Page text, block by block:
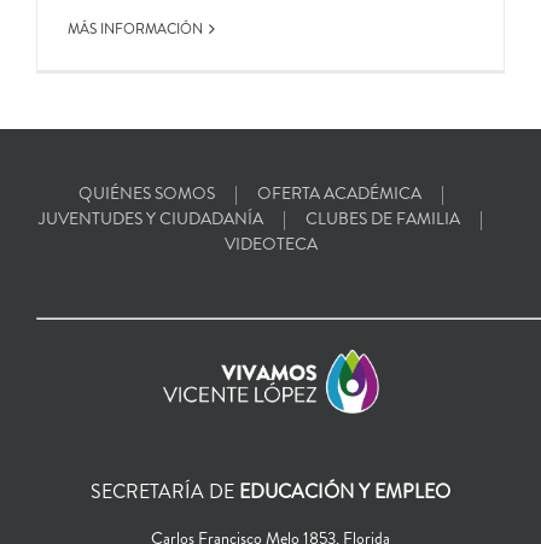
MÁS INFORMACIÓN
QUIÉNES SOMOS
OFERTA ACADÉMICA
JUVENTUDES Y CIUDADANÍA
CLUBES DE FAMILIA
VIDEOTECA
SECRETARÍA DE EDUCACIÓN Y EMPLEO
Carlos Francisco Melo 1853, Florida